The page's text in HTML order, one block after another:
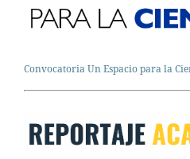
Convocatoria Un Espacio para la